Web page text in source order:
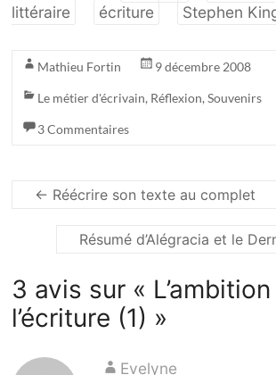
littéraire
écriture Stephen
Mathieu Fortin 9 décembre 2008
Le métier d'écrivain, Réflexion,Souvenirs
3 Commentaires
← Réécrire son texte au complet
Résumé d’Alégracia et le
3 avis sur «
l’écriture (1) »
Evelyne